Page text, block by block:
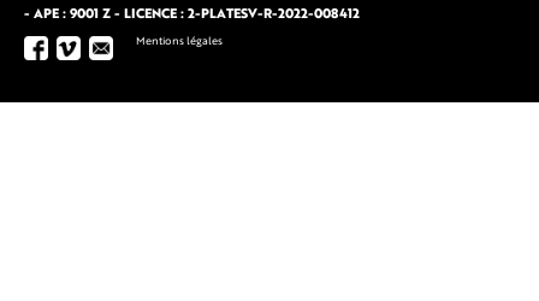
- APE : 9001 Z - LICENCE : 2-PLATESV-R-2022-008412
Mentions légales